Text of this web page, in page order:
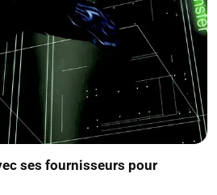
ses fournisseurs pour